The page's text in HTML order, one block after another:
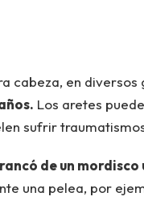
cabeza, en
Los aretes
sufrir
de un
una pelea, por